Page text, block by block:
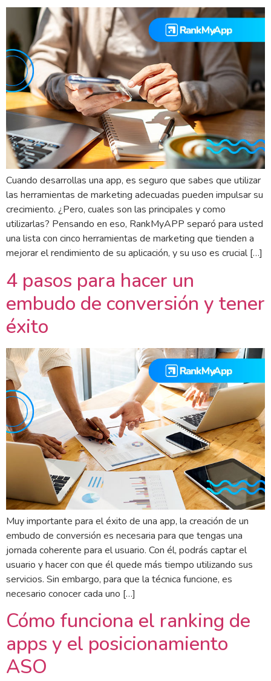
Cuando desarrollas una app, es seguro que sabes que utilizar
las herramientas de marketing adecuadas pueden impulsar su
crecimiento. ¿Pero, cuales son las principales y como
utilizarlas? Pensando en eso, RankMyAPP separó para usted
una lista con cinco herramientas de marketing que tienden a
mejorar el rendimiento de su aplicación, y su uso es crucial […]
4 pasos para hacer un
embudo de conversión y tener
éxito
Muy importante para el éxito de una app, la creación de un
embudo de conversión es necesaria para que tengas una
jornada coherente para el usuario. Con él, podrás captar el
usuario y hacer con que él quede más tiempo utilizando sus
servicios. Sin embargo, para que la técnica funcione, es
necesario conocer cada uno […]
Cómo funciona el ranking de
apps y el posicionamiento
ASO